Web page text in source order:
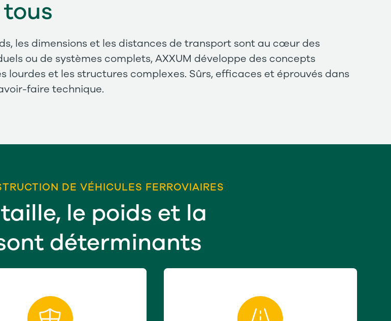
les dimensions et les distances de transport sont au cœur des
ou de systèmes complets, AXXUM développe des concepts
et les structures complexes. Sûrs, efficaces et éprouvés dans
faire technique.
DE VÉHICULES FERROVIAIRES
le poids et la
déterminants